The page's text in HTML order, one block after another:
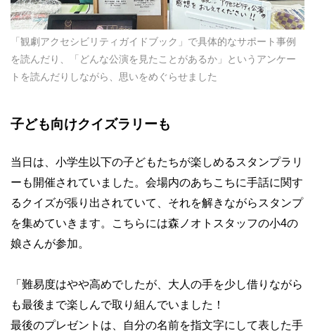
「観劇アクセシビリティガイドブック」で具体的なサポート事例
を読んだり、「どんな公演を見たことがあるか」というアンケー
トを読んだりしながら、思いをめぐらせました
子ども向けクイズラリーも
当日は、小学生以下の子どもたちが楽しめるスタンプラリ
ーも開催されていました。会場内のあちこちに手話に関す
るクイズが張り出されていて、それを解きながらスタンプ
を集めていきます。こちらには森ノオトスタッフの小4の
娘さんが参加。
「難易度はやや高めでしたが、大人の手を少し借りながら
も最後まで楽しんで取り組んでいました！
最後のプレゼントは、自分の名前を指文字にして表した手